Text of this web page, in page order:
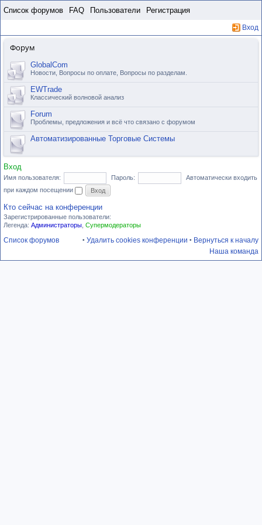
Список форумов FAQ Пользователи Регистрация
Вход
Форум
GlobalCom
Новости, Вопросы по оплате, Вопросы по разделам.
EWTrade
Классический волновой анализ
Forum
Проблемы, предложения и всё что связано с форумом
Автоматизированные Торговые Системы
Вход
Имя пользователя: Пароль:
Автоматически входить
при каждом посещении
Кто сейчас на конференции
Зарегистрированные пользователи:
Легенда: Администраторы Супермодераторы
Список форумов • Вернуться к началу
• Удалить cookies конференции
Наша команда